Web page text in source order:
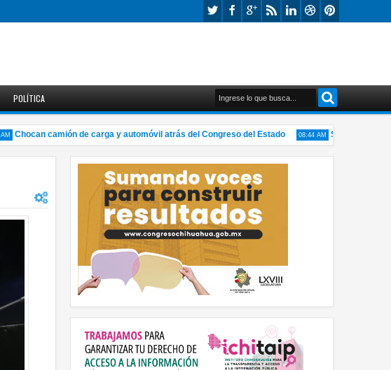
POLÍTICA
Chocan camión de carga y automóvil atrás del Congreso del Estado 08:44 AM Se lesiona